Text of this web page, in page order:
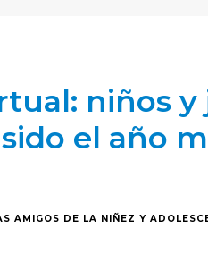
niños
el año
AMIGOS DE LA NIÑEZ Y